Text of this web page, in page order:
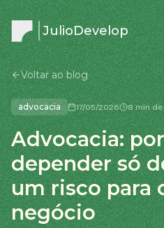
JulioDevelop
Voltar ao blog
advocacia 17/05/2026 8 min
Advocacia:
depender só
um risco para
negócio